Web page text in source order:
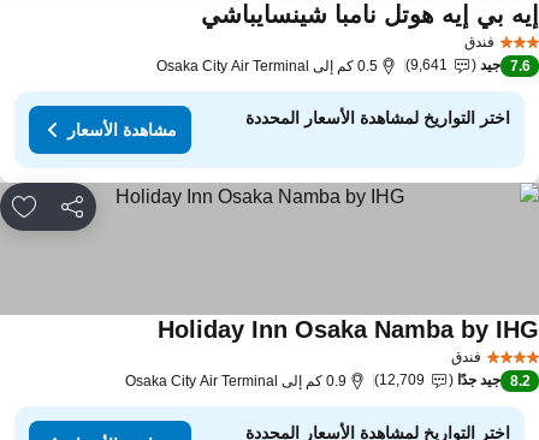
فندق
بي إيه هوتل نامبا شينسايباشيمشاهدة الأسعار
7.6 جيد 9,641 0.5 كم إلى Osaka City Air Terminal
اختر التواريخ لمشاهدة الأسعار المحددة
مشاهدة الأسعار
مشاركة
فندق
Holiday Inn Osaka Namba byمشاهدة الأسعار
8.2 جيد جدًا 12,709 0.9 كم إلى Osaka City Air Terminal
اختر التواريخ لمشاهدة الأسعار المحددة